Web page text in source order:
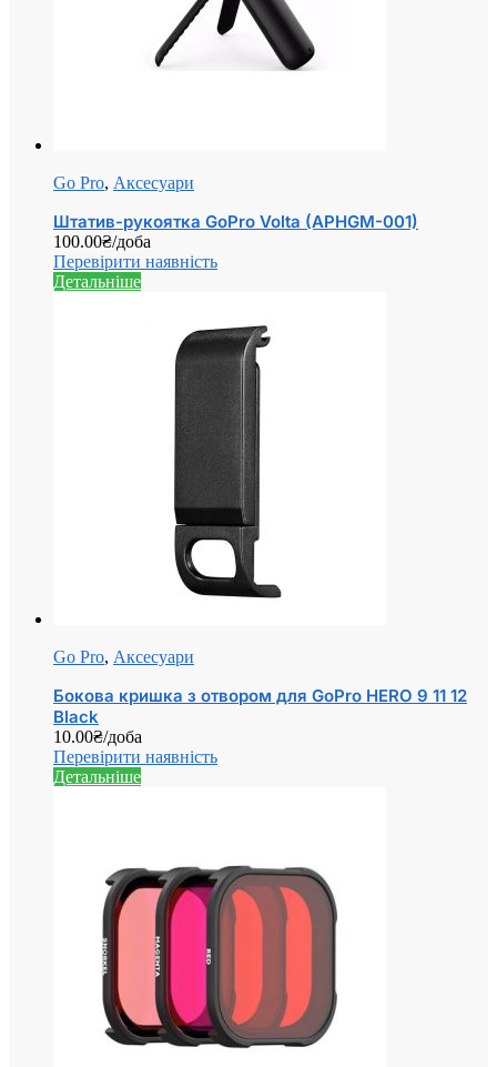
Go Pro, Аксесуари
Штатив-рукоятка GoPro Volta (APHGM-001)
100.00₴/доба
Перевірити наявність
Детальніше
Go Pro, Аксесуари
Бокова кришка з отвором для GoPro HERO 9 11 12
Black
10.00₴/доба
Перевірити наявність
Детальніше